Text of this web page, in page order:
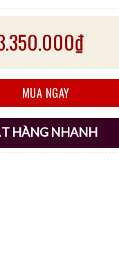
₫
SAUVIGNON số
MUA NGAY
HÀNG NHANH